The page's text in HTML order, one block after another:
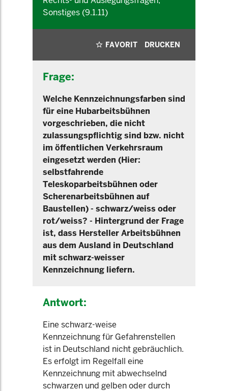
Sonstiges (9.1.11)
FAVORIT DRUCKEN
Frage:
Welche Kennzeichnungsfarben sind
für eine Hubarbeitsbühnen
vorgeschrieben, die nicht
zulassungspflichtig sind bzw. nicht
im öffentlichen Verkehrsraum
eingesetzt werden (Hier:
selbstfahrende
Teleskoparbeitsbühnen oder
Scherenarbeitsbühnen auf
Baustellen) - schwarz/weiss oder
rot/weiss? - Hintergrund der Frage
ist, dass Hersteller Arbeitsbühnen
aus dem Ausland in Deutschland
mit schwarz-weisser
Kennzeichnung liefern.
Antwort:
Eine schwarz-weise
Kennzeichnung für Gefahrenstellen
ist in Deutschland nicht gebräuchlich.
Es erfolgt im Regelfall eine
Kennzeichnung mit abwechselnd
schwarzen und gelben oder durch